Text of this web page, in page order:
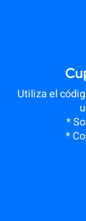
Utiliza el
*
*